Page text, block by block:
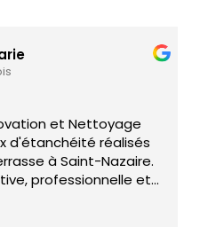
et Nettoyage
réalisés
à Saint-Nazaire.
professionnelle et
a été réalisé avec
Je recommande